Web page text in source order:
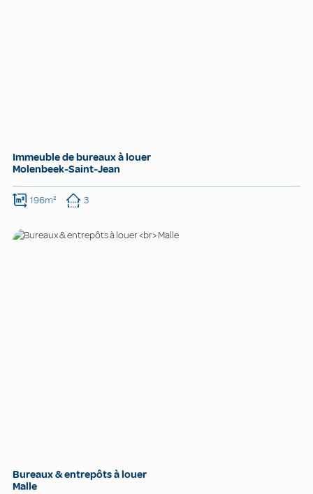
Immeuble de bureaux à louer
Molenbeek-Saint-Jean
196m² 3
Bureaux & entrepôts à louer
Malle